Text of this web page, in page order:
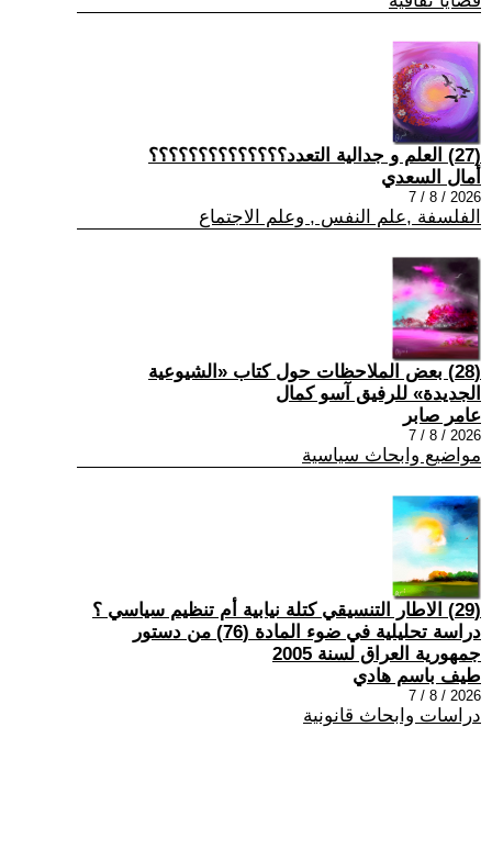
(27) العلم و جدالية التعدد؟؟؟؟؟؟؟؟؟؟؟؟؟؟
أمال السعدي
2026 / 8 / 7
الفلسفة ,علم النفس , وعلم الاجتماع
(28) بعض الملاحظات حول كتاب «الشيوعية
الجديدة» للرفيق آسو كمال
عامر صابر
2026 / 8 / 7
مواضيع وابحاث سياسية
(29) الاطار التنسيقي كتلة نيابية أم تنظيم سياسي ؟
دراسة تحليلية في ضوء المادة (76) من دستور
جمهورية العراق لسنة 2005
طيف باسم هادي
2026 / 8 / 7
دراسات وابحاث قانونية